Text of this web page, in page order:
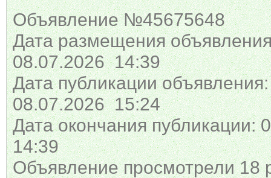
Объявление №45675648
Дата размещения
08.07.2026 14:39
Дата публикации объявления:
08.07.2026 15:24
Дата окончания публикации:
14:39
Объявление просмотрели 18